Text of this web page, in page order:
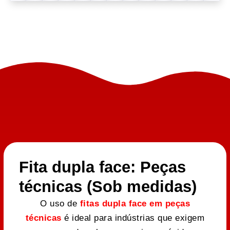
Fita dupla face: Peças
técnicas (Sob medidas)
O uso de fitas dupla face em peças
técnicas é ideal para indústrias que exigem